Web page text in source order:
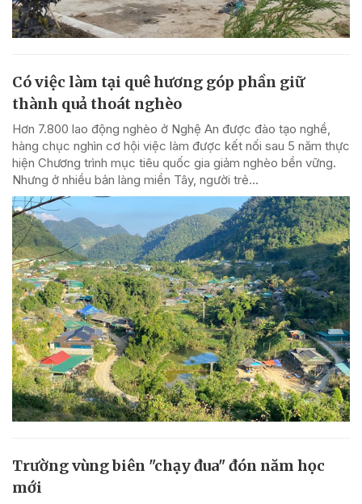
Có việc làm tại quê hương góp phần giữ
thành quả thoát nghèo
Hơn 7.800 lao động nghèo ở Nghệ An được đào tạo nghề,
hàng chục nghìn cơ hội việc làm được kết nối sau 5 năm thực
hiện Chương trình mục tiêu quốc gia giảm nghèo bền vững.
Nhưng ở nhiều bản làng miền Tây, người trẻ...
Trường vùng biên "chạy đua" đón năm học
mới